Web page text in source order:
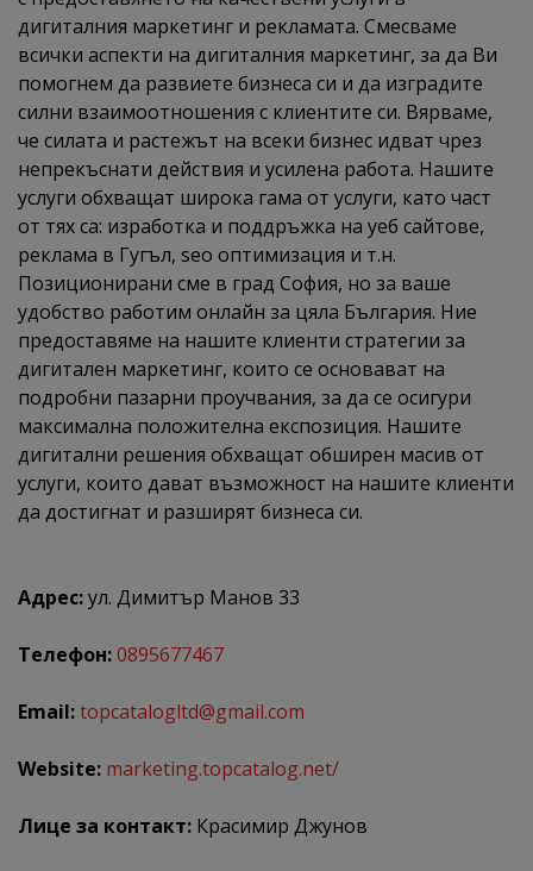
дигиталния маркетинг и рекламата. Смесваме
всички аспекти на дигиталния маркетинг, за да Ви
помогнем да развиете бизнеса си и да изградите
силни взаимоотношения с клиентите си. Вярваме,
че силата и растежът на всеки бизнес идват чрез
непрекъснати действия и усилена работа. Нашите
услуги обхващат широка гама от услуги, като част
от тях са: изработка и поддръжка на уеб сайтове,
реклама в Гугъл, seo оптимизация и т.н.
Позиционирани сме в град София, но за ваше
удобство работим онлайн за цяла България. Ние
предоставяме на нашите клиенти стратегии за
дигитален маркетинг, които се основават на
подробни пазарни проучвания, за да се осигури
максимална положителна експозиция. Нашите
дигитални решения обхващат обширен масив от
услуги, които дават възможност на нашите клиенти
да достигнат и разширят бизнеса си.
Адрес:ул. Димитър Манов 33
Телефон:0895677467
Email:topcatalogltd@gmail.com
Website: marketing.topcatalog.net/
Лице за контакт: Красимир Джунов